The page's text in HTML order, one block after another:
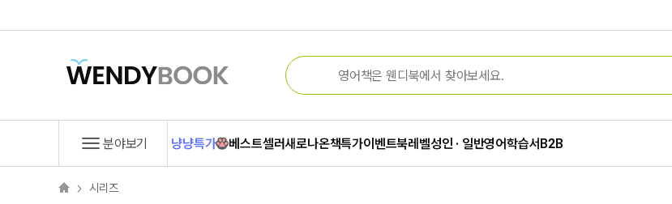
분야보기 냥냥특가 베스트셀러새로나온책특가이벤트북레벨성인 · 일반영어학습서B2B
시리즈